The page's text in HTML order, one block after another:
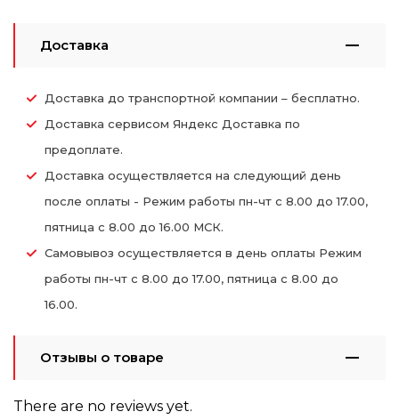
Доставка
Доставка до транспортной компании – бесплатно.
Доставка сервисом Яндекс Доставка по
предоплате.
Доставка осуществляется на следующий день
после оплаты - Режим работы пн-чт с 8.00 до 17.00,
пятница с 8.00 до 16.00 МСК.
Самовывоз осуществляется в день оплаты Режим
работы пн-чт с 8.00 до 17.00, пятница с 8.00 до
16.00.
Отзывы о товаре
There are no reviews yet.